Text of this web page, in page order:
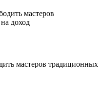
мастеров традиционных